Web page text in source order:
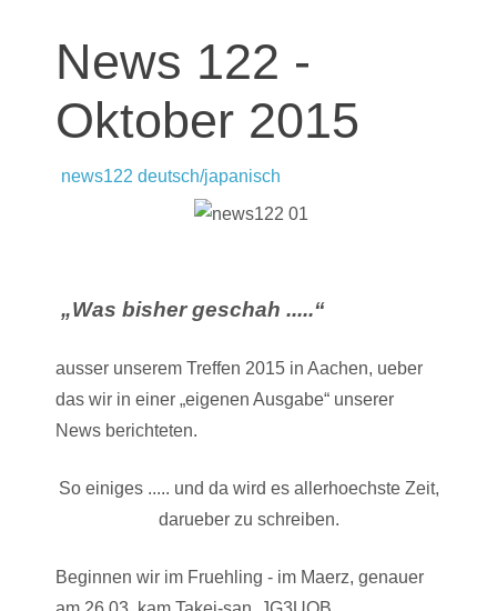
News 122 -
Oktober 2015
news122 deutsch/japanisch
„Was bisher geschah .....“
ausser unserem Treffen 2015 in Aachen, ueber
das wir in einer „eigenen Ausgabe“ unserer
News berichteten.
So einiges ..... und da wird es allerhoechste Zeit,
darueber zu schreiben.
Beginnen wir im Fruehling - im Maerz, genauer